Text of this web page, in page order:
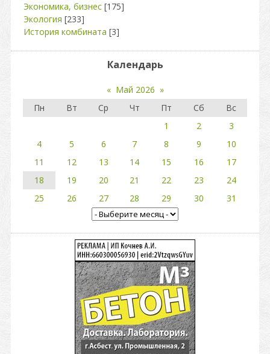
Экономика, бизнес [175]
Экология [233]
История комбината [3]
Календарь
« Май 2026 »
Пн
Вт Ср Чт Пт Сб
Вс
1
2
3
4
5 6 7 8 9
10
11
12 13 14 15 16
17
18
19 20 21 22 23
24
25
26 27 28 29 30 31